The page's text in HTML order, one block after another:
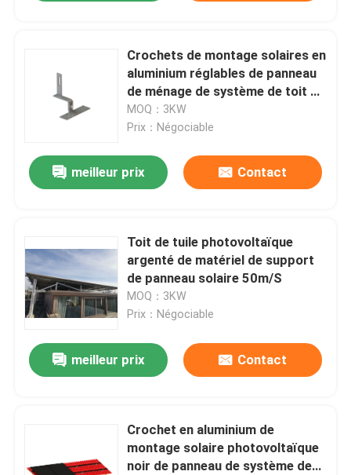
Crochets de montage solaires en
aluminium réglables de panneau
de ménage de système de toit de
tuile
MOQ：3KW
Prix：Négociable
meilleur prix Contact
Toit de tuile photovoltaïque
argenté de matériel de support
de panneau solaire 50m/S
MOQ：3KW
Prix：Négociable
meilleur prix Contact
Crochet en aluminium de
montage solaire photovoltaïque
noir de panneau de système de